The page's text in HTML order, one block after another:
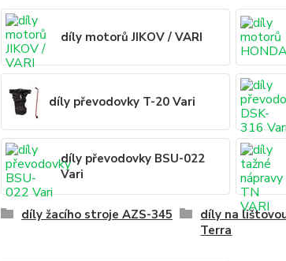
díly motorů JIKOV / VARI
díly převodovky T-20 Vari
díly převodovky BSU-022
Vari
díly žacího stroje AZS-345
díly na
Terra